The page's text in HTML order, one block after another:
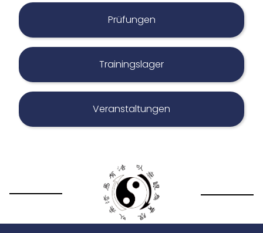
Referenzen
KONTAKT / PROBETRAINING
Prüfungen
Trainingslager
Veranstaltungen